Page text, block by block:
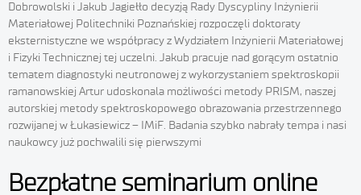
Dobrowolski i Jakub Jagiełło decyzją Rady Dyscypliny Inżynierii
Materiałowej Politechniki Poznańskiej rozpoczęli doktoraty
eksternistyczne we współpracy z Wydziałem Inżynierii Materiałowej
i Fizyki Technicznej tej uczelni. Jakub pracuje nad gorącym ostatnio
tematem diagnostyki neutronowej z wykorzystaniem spektroskopii
ramanowskiej Artur udoskonala możliwości metody PRISM, naszej
autorskiej metody spektroskopowego obrazowania przestrzennego
rozwijanej w Łukasiewicz – IMiF. Badania szybko nabrały tempa i nasi
naukowcy już pochwalili się pierwszymi
Bezpłatne seminarium online